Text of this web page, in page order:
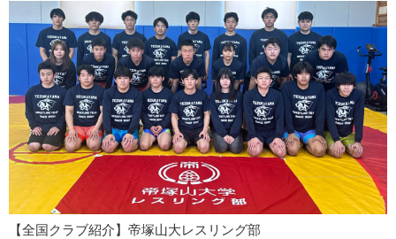
【全国クラブ紹介】帝塚山大レスリング部